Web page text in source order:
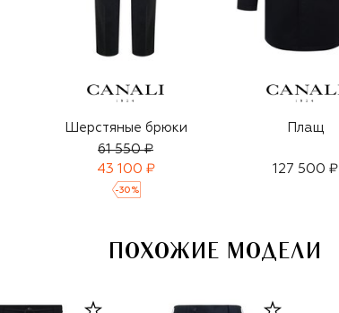
Шерстяные брюки
61 550 ₽
43 100 ₽
-30 %
Плащ
127 500 ₽
ПОХОЖИЕ МОДЕЛИ